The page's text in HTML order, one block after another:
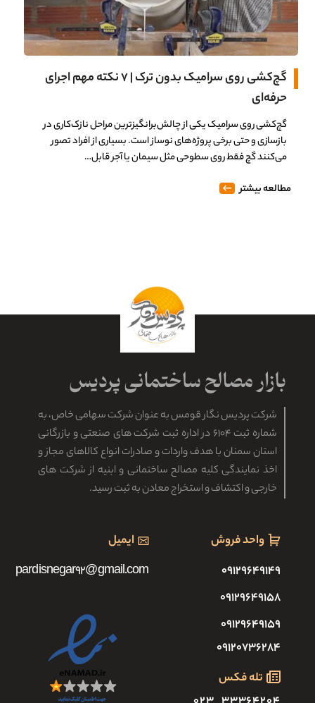
گچ‌کشی روی سرامیک بدون ترک | 7 نکته مهم اجرای
حرفه‌ای
گچ‌کشی روی سرامیک یکی از چالش‌برانگیزترین مراحل نازک‌کاری در
بازسازی و حتی برخی پروژه‌های نوساز است. بسیاری از افراد تصور
می‌کنند گچ فقط روی سطوحی مثل سیمان یا آجر قابل…
مطالعه بیشتر
شرکت پردیس نگار قومس به عنوان شرکت سهامی خاص، به
شماره ثبت ۶۱۰۴ در اداره ثبت شرکت های صنعتی و بازرگانی
استان سمنان با هدف واردات و صادرات انواع کالاهای مجاز و
اخذ نمایندگی کلیه مصالح ساختمانی و ابنیه از شرکت های
خارجی و اکتشاف و استخراج معادن به ثبت رسید.
واحد فروش
۰۹۱۲۹۶۴۹۱۴۹
۰۹۱۲۹۶۴۹۱۵۸
۰۹۱۲۹۶۴۹۱۵۹
۰۹۱۲۰۷۳۶۲۸۴
تله فکس
ایمیل
pardisnegar92@gmail.com